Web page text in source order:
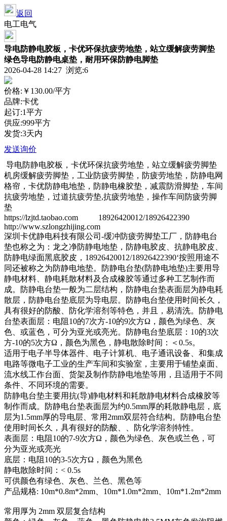
返回
电工电气
导电防静电胶板，卡优环保抗疲劳地垫，站立缓解疲劳脚垫
绿色导电防静电桌垫，耐用环保防静电脚垫
2026-04-28 14:27 浏览:6
价格: ￥130.00/平方
品牌:卡优
起订:1平方
供应:999平方
发货:3天内
发送询价
导电防静电胶板，卡优环保抗疲劳地垫，站立缓解疲劳脚垫
机房缓解疲劳脚垫，工业防疲劳脚垫，防疲劳地垫，防静电网
格帘，卡优防静电地垫，防静电橡胶垫，减震防滑脚垫，车间
抗疲劳地垫，过道抗疲劳垫,抗疲劳地垫，操作车间防疲劳脚
垫
https://lzjtd.taobao.com 18926420012/18926422390
http://www.szlongzhijing.com
深圳卡优静电科技有限公司-缓冲防疲劳脚垫工厂，防静电台
垫也称之为：龙之净防静电地垫，防静电胶皮、抗静电胶皮、
防静电绿面黑底胶皮，18926420012/18926422390‘按照用途不
同还被称之为防静电地垫。防静电台垫(防静电地垫)主要用导
静电材料、静电耗散材料及合成橡胶等通过多种工艺制作而
成。防静电台垫一般为二层结构，防静电台垫表面层为静电耗
散层，防静电台垫底层为导电层。防静电台垫使用时间长久，
具有很好的防酸、防化学溶剂等特色，并且，易清洗。防静电
台垫表面层：电阻10的7次方-10的9次方Ω，颜色为绿色、灰
色、或蓝色，可分为亚光或亮光。防静电台垫底层：10的3次
方-10的5次方Ω，颜色为黑色，静电散除时间：＜0.5s。
适用于电子半导体器件、电子计算机、电子通讯设备、和集成
电路等微电子工业的生产车间和实验室，主要用于铺垫桌面、
流水线工作台面、货架及制作防静电地垫等用，且适用于不同
条件、不同环境的需要。
防静电台垫主要用抗(导)静电材料和耗散静电材料合成橡胶等
制作而成。防静电台垫表面层为约0.5mm厚的耗散静电层，底
层为1.5mm厚的导电层、常用2mm双层符合结构。防静电台垫
使用时间长久，具有很好的防酸、、防化学溶剂特性。
表面层：电阻10的7-9次方Ω，颜色为绿色、灰色或兰色，可
分为亚光或亮光
底层：电阻10的3-5次方Ω，颜色为黑色
静电散除时间：< 0.5s
可供颜色有绿色、灰色、兰色、黑色等
产品规格: 10m*0.8m*2mm、10m*1.0m*2mm、10m*1.2m*2mm
常用厚为 2mm 双层复合结构